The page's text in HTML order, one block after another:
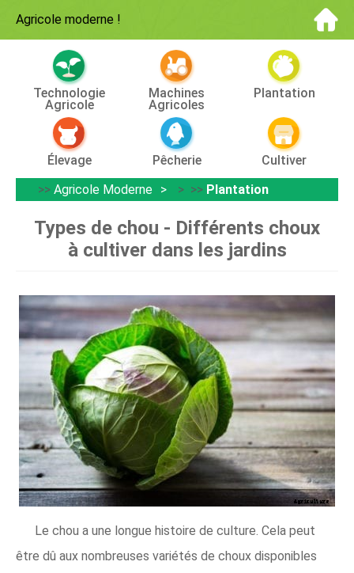
Agricole moderne !
Technologie
Agricole
Machines
Agricoles
Plantation
Élevage Pêcherie
Cultiver
>> Agricole Moderne > >> Plantation
Types de chou - Différents choux
à cultiver dans les jardins
Le chou a une longue histoire de culture. Cela peut
être dû aux nombreuses variétés de choux disponibles